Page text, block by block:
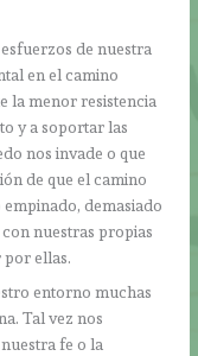
de nuestra
en el camino
la menor resistencia
y a soportar las
nos invade o que
de que el camino
demasiado
nuestras propias
ellas.
entorno muchas
Tal vez nos
fe o la